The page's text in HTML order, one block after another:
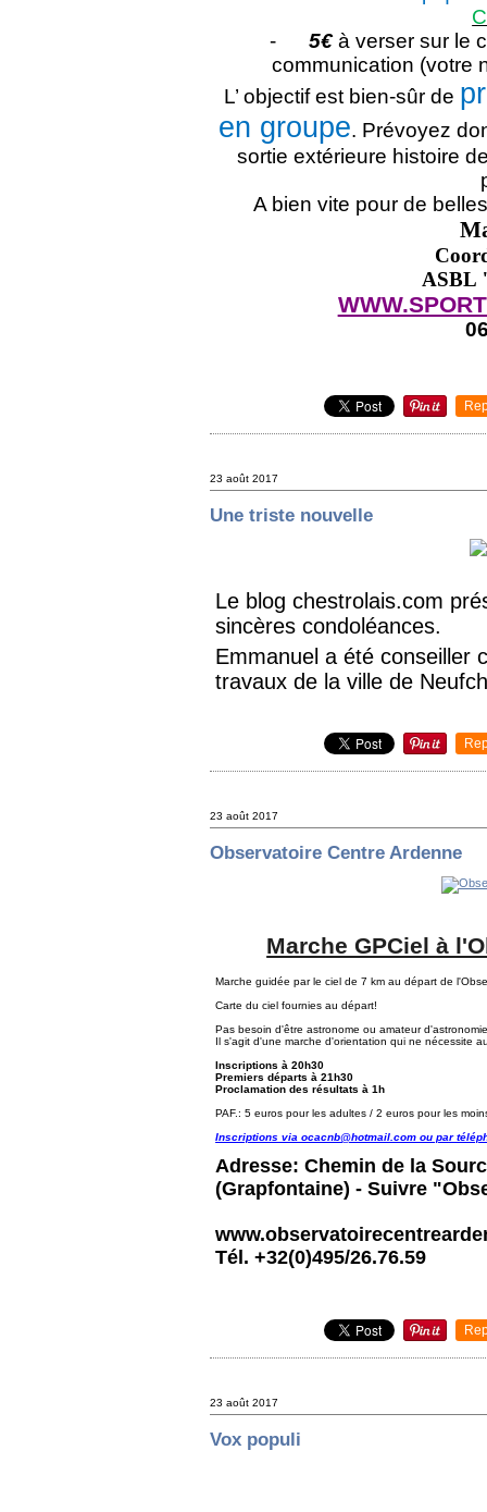
-
5€à verser sur le
communication (votre
L’ objectif est bien-sûr de
en groupe. Prévoyez
sortie extérieure histoire
A bien vite pour de
ASBL
23 août 2017
Une triste nouvelle
Le blog chestrolais.com
sincères condoléances.
Emmanuel a été conseiller
travaux de la ville de
23 août 2017
Observatoire Centre Ardenne
Marche GPCiel à
Marche guidée par le ciel de 7 km au départ de
Carte du ciel fournies au départ!
Pas besoin d'être astronome ou amateur
Il s'agit d'une marche d'orientation qui ne nécessite
Inscriptions à 20h30
Premiers départs à 21h30
Proclamation des résultats à 1h
PAF.: 5 euros pour les adultes / 2 euros pour les
Inscriptions via ocacnb@hotmail.com ou par
Adresse: Chemin de la
(Grapfontaine) - Suivre
Tél. +32(0)495/26.76.59
23 août 2017
Vox populi